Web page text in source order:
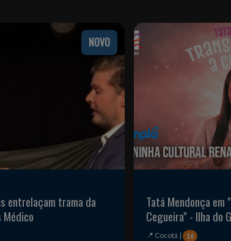
NOVO
entrelaçam trama da
Tatá Mendonça em
Cegueira" - Ilha do
📍 Cocotá | 16